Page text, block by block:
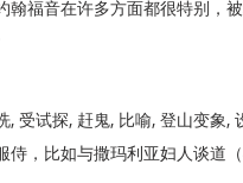
翰福音在许多方面都很特别，
受试探, 赶鬼, 比喻, 登山变象,
侍，比如与撒玛利亚妇人谈道